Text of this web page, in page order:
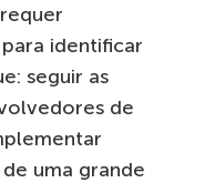
identificar
seguir as
de
uma grande